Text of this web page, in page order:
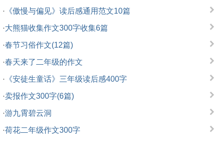
· 《傲慢与偏见》读后感通用范文10篇
·大熊猫收集作文300字收集6篇
·春节习俗作文(12篇)
·春天来了二年级的作文
· 《安徒生童话》三年级读后感400字
·卖报作文300字(6篇)
·游九霄碧云洞
·荷花二年级作文300字